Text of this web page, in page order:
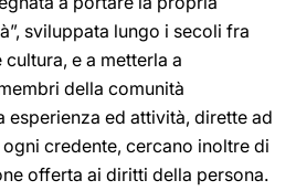
sviluppata lungo i secoli fra
e a metterla a
della comunità
esperienza ed attività, dirette ad
credente, cercano inoltre di
offerta ai diritti della persona.